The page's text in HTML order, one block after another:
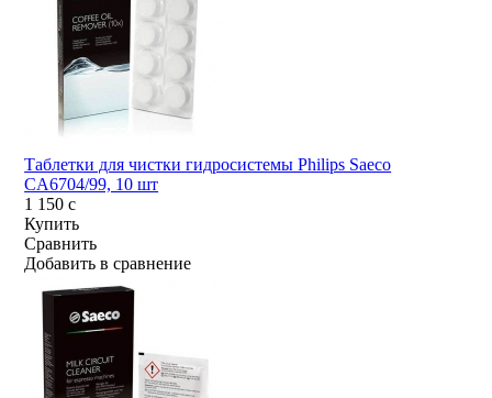
Таблетки для чистки гидросистемы Philips Saeco
CA6704/99, 10 шт
1 150c
Купить
Сравнить
Добавить в сравнение